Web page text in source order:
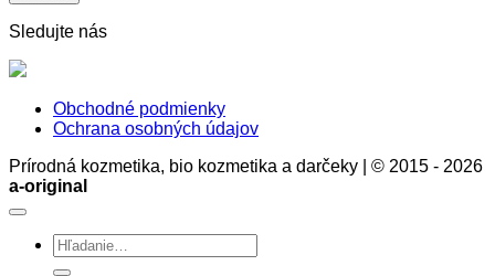
Sledujte nás
Obchodné podmienky
Ochrana osobných údajov
Prírodná kozmetika, bio kozmetika a darčeky | © 2015 - 2026
a-original
Hľadať: